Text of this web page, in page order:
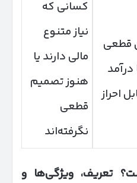
قطعی
درآمد
احراز
کسانی که
نیاز متنوع
مالی دارند یا
هنوز تصمیم
قطعی
نگرفته‌اند
تعریف، ویژگی‌ها و